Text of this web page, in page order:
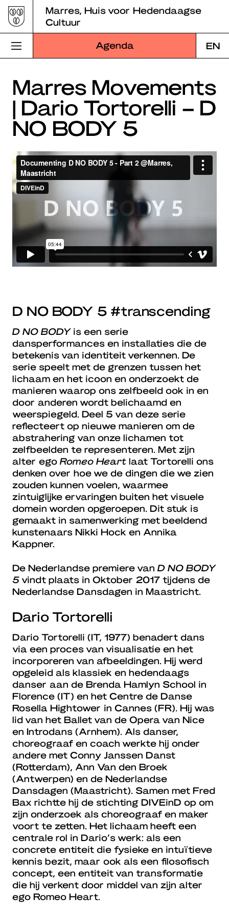
Skip
to
content
Marres, Huis voor Hedendaagse
Cultuur
Agenda EN
Bezoek Marres
Programma
Educatie
Over Marres
Marres Kitchen
Shop
Zoek
Marres Movements
| Dario Tortorelli – D
NO BODY 5
D NO BODY 5 #transcending
D NO BODYis een serie
dansperformances en installaties die de
betekenis van identiteit verkennen. De
serie speelt met de grenzen tussen het
lichaam en het icoon en onderzoekt de
manieren waarop ons zelfbeeld ook in en
door anderen wordt belichaamd en
weerspiegeld. Deel 5 van deze serie
reflecteert op nieuwe manieren om de
abstrahering van onze lichamen tot
zelfbeelden te representeren. Met zijn
alter ego Romeo Heart laat Tortorelli ons
denken over hoe we de dingen die we zien
zouden kunnen voelen, waarmee
zintuiglijke ervaringen buiten het visuele
domein worden opgeroepen. Dit stuk is
gemaakt in samenwerking met beeldend
kunstenaars Nikki Hock en Annika
Kappner.
De Nederlandse premiere van D NO BODY
5 vindt plaats in Oktober 2017 tijdens de
Nederlandse Dansdagen in Maastricht.
Dario Tortorelli
Dario Tortorelli (IT, 1977) benadert dans
via een proces van visualisatie en het
incorporeren van afbeeldingen. Hij werd
opgeleid als klassiek en hedendaags
danser aan de Brenda Hamlyn School in
Florence (IT) en het Centre de Danse
Rosella Hightower in Cannes (FR). Hij was
lid van het Ballet van de Opera van Nice
en Introdans (Arnhem). Als danser,
choreograaf en coach werkte hij onder
andere met Conny Janssen Danst
(Rotterdam), Ann Van den Broek
(Antwerpen) en de Nederlandse
Dansdagen (Maastricht). Samen met Fred
Bax richtte hij de stichting DIVEinD op om
zijn onderzoek als choreograaf en maker
voort te zetten. Het lichaam heeft een
centrale rol in Dario’s werk: als een
concrete entiteit die fysieke en intuïtieve
kennis bezit, maar ook als een filosofisch
concept, een entiteit van transformatie
die hij verkent door middel van zijn alter
ego Romeo Heart.